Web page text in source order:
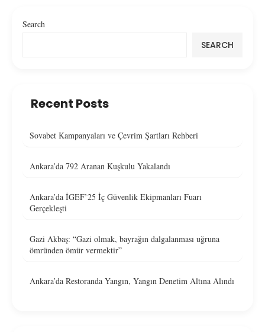
Search
SEARCH
Recent Posts
Sovabet Kampanyaları ve Çevrim Şartları Rehberi
Ankara’da 792 Aranan Kuşkulu Yakalandı
Ankara’da İGEF’25 İç Güvenlik Ekipmanları Fuarı
Gerçekleşti
Gazi Akbaş: “Gazi olmak, bayrağın dalgalanması uğruna
ömründen ömür vermektir”
Ankara’da Restoranda Yangın, Yangın Denetim Altına Alındı